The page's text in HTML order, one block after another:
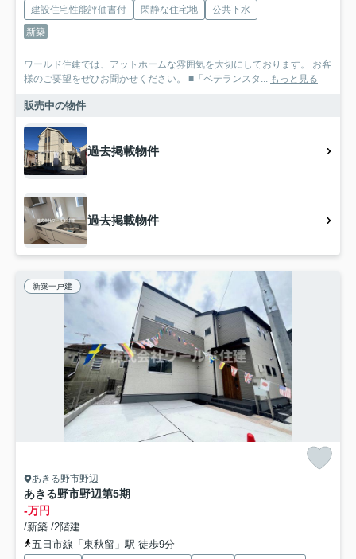
建設住宅性能評価書付 閑静な住宅地
公共下水
新築
ワールド住建では、アットホームな雰囲気を大切にしております。 お客
様のご要望をぜひお聞かせください。 ■「ベテランスタ... もっと見る
販売中の物件
過去掲載物件
過去掲載物件
新築一戸建
あきる野市野辺
あきる野市野辺第5期
-万円
/新築 /2階建
五日市線「東秋留」駅 徒歩9分